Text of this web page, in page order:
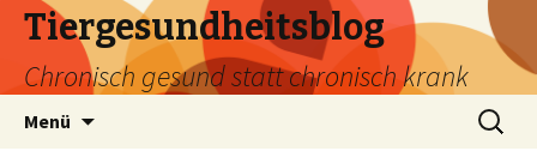
Tiergesundheitsblog
Chronisch gesund statt chronisch krank
Menü
Suchen
nach: